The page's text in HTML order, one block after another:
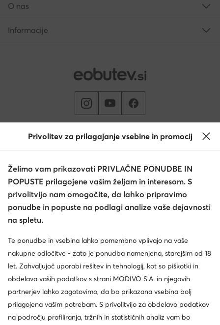
Spremenite državo: Slovenija (SI)
O nas
Informacije
Pogoji
Spremeni nastavitev Politika zasebnosti
Privolitev za prilagajanje vsebine in promocij
Želimo vam prikazovati PRIVLAČNE PONUDBE IN
POPUSTE prilagojene vašim željam in interesom. S
privolitvijo nam omogočite, da lahko pripravimo
ponudbe in popuste na podlagi analize vaše dejavnosti
na spletu.
Te ponudbe in vsebina lahko pomembno vplivajo na vaše
nakupne odločitve - zato je ponudba namenjena, starejšim od 18
let. Zahvaljujoč uporabi rešitev in tehnologij, kot so piškotki in
obdelava vaših podatkov s strani MODIVO S.A. in njegovih
partnerjev lahko zagotovimo, da bo prikazana vsebina bolj
prilagojena vašim potrebam. S privolitvijo za obdelavo podatkov
na področju profiliranja, tržnih in statističnih analiz vam bo